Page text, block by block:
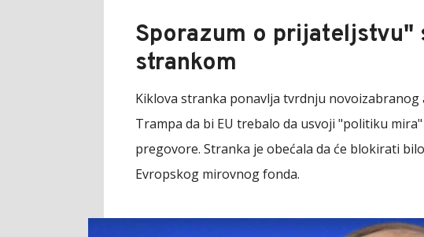
Sporazum o prijateljstvu"
strankom
Kiklova stranka ponavlja tvrdnju
Trampa da bi EU trebalo da usvoji "politiku
pregovore. Stranka je obećala da će blokirati
Evropskog mirovnog fonda.